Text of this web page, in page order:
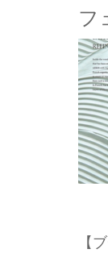
フ
【